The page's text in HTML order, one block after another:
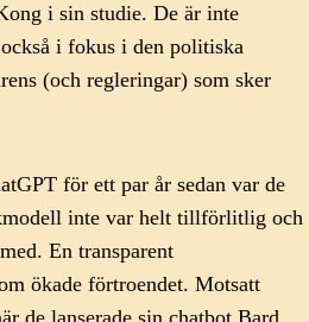
i sin studie. De är inte
i fokus i den politiska
(och regleringar) som sker
för ett par år sedan var de
inte var helt tillförlitlig och
En transparent
ökade förtroendet. Motsatt